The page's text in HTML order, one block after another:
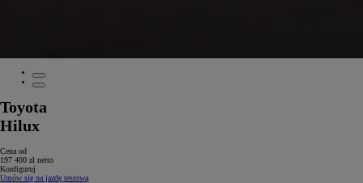
Toyota
Hilux
Cena od
197 400 zł netto
Konfiguruj
Umów się na jazdę testową